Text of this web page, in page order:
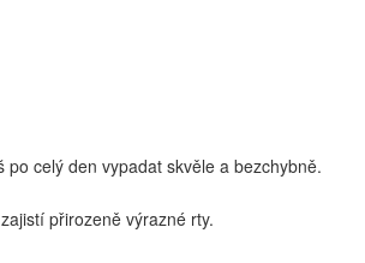
celý den vypadat skvěle a bezchybně.
přirozeně výrazné rty.